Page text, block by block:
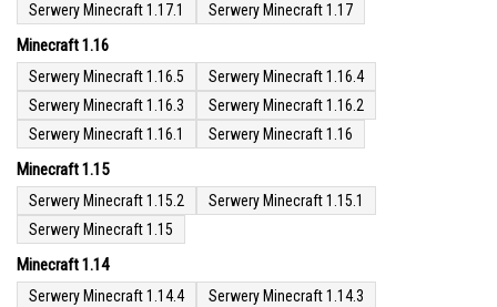
Serwery Minecraft 1.17.1 Serwery Minecraft 1.17
Minecraft 1.16
Serwery Minecraft 1.16.5
Serwery Minecraft 1.16.4
Serwery Minecraft 1.16.3
Serwery Minecraft 1.16.2
Serwery Minecraft 1.16.1
Serwery Minecraft 1.16
Minecraft 1.15
Serwery Minecraft 1.15.2
Serwery Minecraft 1.15.1
Serwery Minecraft 1.15
Minecraft 1.14
Serwery Minecraft 1.14.4
Serwery Minecraft 1.14.3